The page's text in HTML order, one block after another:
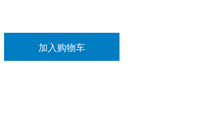
加入购物车